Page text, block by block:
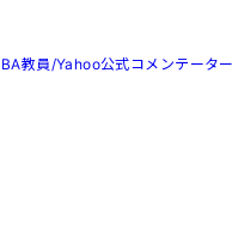
教員/Yahoo公式コメンテータ